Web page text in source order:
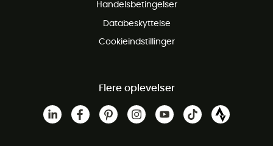
Handelsbetingelser
Databeskyttelse
Cookieindstillinger
Flere oplevelser